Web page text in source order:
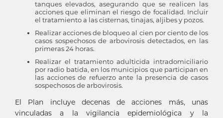
tanques elevados, asegurando que se realicen las
acciones que eliminan el riesgo de focalidad. Incluir
el tratamiento a las cisternas, tinajas, aljibes y pozos.
Realizar acciones de bloqueo al cien por ciento de los
casos sospechosos de arbovirosis detectados, en las
primeras 24 horas.
Realizar el tratamiento adulticida intradomiciliario
por radio batida, en los municipios que participan en
las acciones de refuerzo ante la presencia de casos
sospechosos de arbovirosis.
El Plan incluye decenas de acciones más, unas
vinculadas a la vigilancia epidemiológica y la